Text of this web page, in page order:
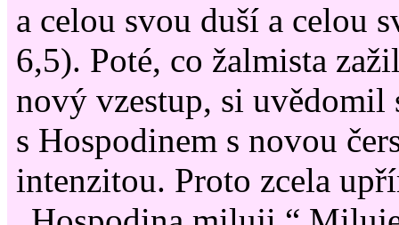
a celou svou duší a celou
6,5). Poté, co žalmista
nový vzestup, si uvědomil
s Hospodinem s novou
intenzitou. Proto zcela